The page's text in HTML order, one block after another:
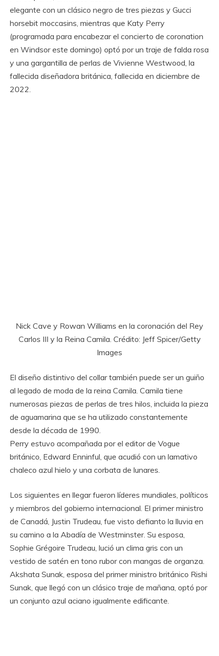
elegante con un clásico negro de tres piezas y Gucci
horsebit moccasins, mientras que Katy Perry
(programada para encabezar el concierto de coronation
en Windsor este domingo) optó por un traje de falda rosa
y una gargantilla de perlas de Vivienne Westwood, la
fallecida diseñadora británica, fallecida en diciembre de
2022.
Nick Cave y Rowan Williams en la coronación del Rey
Carlos III y la Reina Camila. Crédito: Jeff Spicer/Getty
Images
El diseño distintivo del collar también puede ser un guiño
al legado de moda de la reina Camila. Camila tiene
numerosas piezas de perlas de tres hilos, incluida la pieza
de aguamarina que se ha utilizado constantemente
desde la década de 1990.
Perry estuvo acompañada por el editor de Vogue
británico, Edward Enninful, que acudió con un lamativo
chaleco azul hielo y una corbata de lunares.
Los siguientes en llegar fueron líderes mundiales, políticos
y miembros del gobierno internacional. El primer ministro
de Canadá, Justin Trudeau, fue visto defianto la lluvia en
su camino a la Abadía de Westminster. Su esposa,
Sophie Grégoire Trudeau, lució un clima gris con un
vestido de satén en tono rubor con mangas de organza.
Akshata Sunak, esposa del primer ministro británico Rishi
Sunak, que llegó con un clásico traje de mañana, optó por
un conjunto azul aciano igualmente edificante.